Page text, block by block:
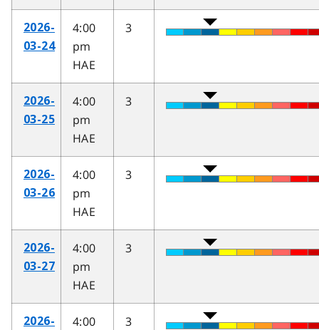
2026-
03-24
4:00
pm
HAE
3
2026-
03-25
4:00
pm
HAE
3
2026-
03-26
4:00
pm
HAE
3
2026-
03-27
4:00
pm
HAE
3
2026-
4:00
3